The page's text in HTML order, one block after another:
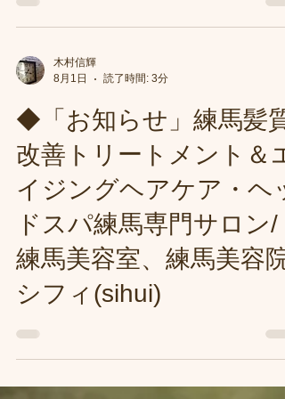
ッドスパ練馬専門サロ
ン/練馬美容室、練馬美容
木村信輝
読了時間: 3分
◆「お知らせ」練馬髪質
改善トリートメント＆エ
イジングヘアケア・ヘッ
ドスパ練馬専門サロン/
練馬美容室、練馬美容院